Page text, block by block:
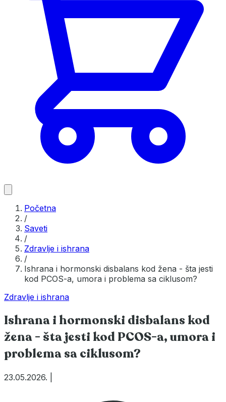
Početna
/
Saveti
/
Zdravlje i ishrana
/
Ishrana i hormonski disbalans kod žena - šta jesti
kod PCOS-a, umora i problema sa ciklusom?
Zdravlje i ishrana
Ishrana i hormonski disbalans kod
žena - šta jesti kod PCOS-a, umora i
problema sa ciklusom?
23.05.2026.